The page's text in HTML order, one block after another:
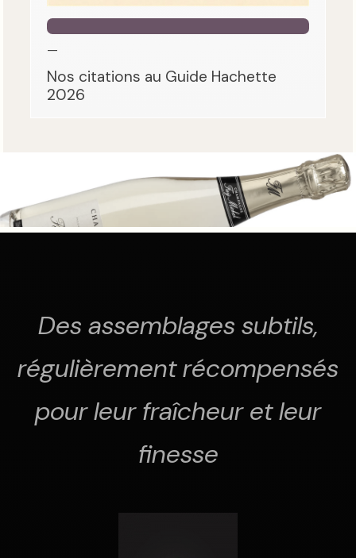
—
Nos citations au Guide Hachette
2026
Des assemblages subtils,
régulièrement récompensés
pour leur fraîcheur et leur
finesse